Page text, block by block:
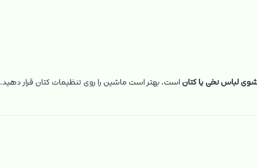
لباس نخی یا کتاناست، بهتر است ماشین را روی تنظیمات کتان قرار دهید.